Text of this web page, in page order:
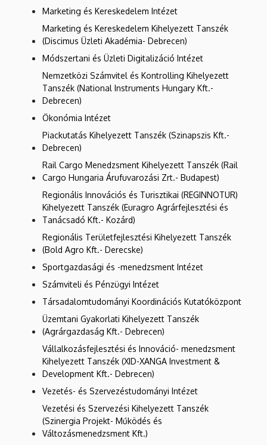
Marketing és Kereskedelem Intézet
Marketing és Kereskedelem Kihelyezett Tanszék
(Discimus Üzleti Akadémia- Debrecen)
Módszertani és Üzleti Digitalizáció Intézet
Nemzetközi Számvitel és Kontrolling Kihelyezett
Tanszék (National Instruments Hungary Kft.-
Debrecen)
Ökonómia Intézet
Piackutatás Kihelyezett Tanszék (Szinapszis Kft.-
Debrecen)
Rail Cargo Menedzsment Kihelyezett Tanszék (Rail
Cargo Hungaria Árufuvarozási Zrt.- Budapest)
Regionális Innovációs és Turisztikai (REGINNOTUR)
Kihelyezett Tanszék (Euragro Agrárfejlesztési és
Tanácsadó Kft.- Kozárd)
Regionális Területfejlesztési Kihelyezett Tanszék
(Bold Agro Kft.- Derecske)
Sportgazdasági és -menedzsment Intézet
Számviteli és Pénzügyi Intézet
Társadalomtudományi Koordinációs Kutatóközpont
Üzemtani Gyakorlati Kihelyezett Tanszék
(Agrárgazdaság Kft.- Debrecen)
Vállalkozásfejlesztési és Innováció- menedzsment
Kihelyezett Tanszék (XID-XANGA Investment &
Development Kft.- Debrecen)
Vezetés- és Szervezéstudományi Intézet
Vezetési és Szervezési Kihelyezett Tanszék
(Szinergia Projekt- Működés és
Változásmenedzsment Kft.)